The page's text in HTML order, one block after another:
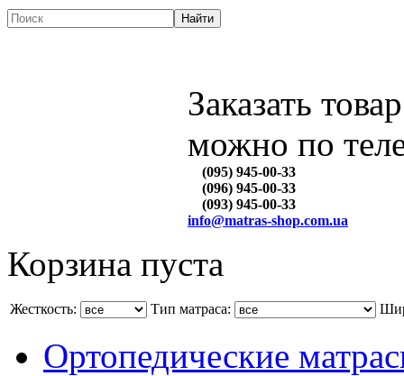
Заказать товар
можно по
(095) 945-00-33
(096) 945-00-33
(093) 945-00-33
info@matras-shop.com.ua
Корзина пуста
Жесткость: Тип матраса:
Ортопедические